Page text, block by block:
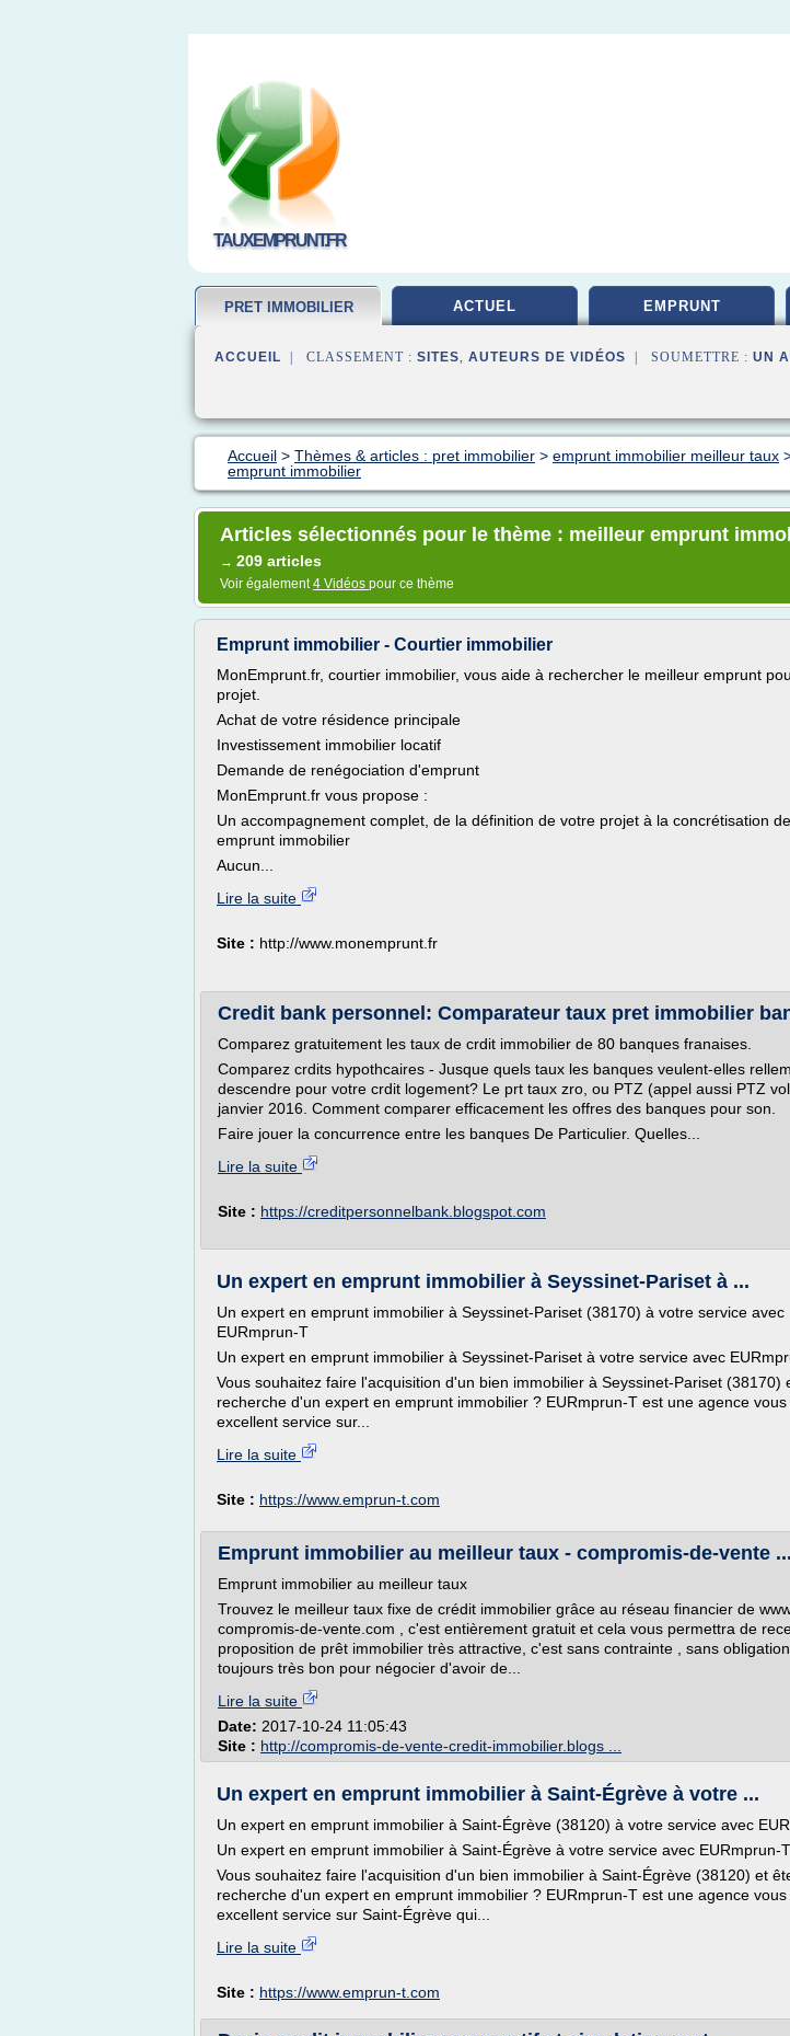
TAUXEMPRUNT.FR
PRET IMMOBILIER ACTUEL EMPRUNT
ACCUEIL | CLASSEMENT : SITES, AUTEURS DE VIDÉOS | SOUMETTRE : UN
Accueil > Thèmes & articles : pret immobilier > emprunt immobilier meilleur taux
emprunt immobilier
Articles sélectionnés pour le thème : meilleur emprunt
→ 209 articles
Voir également4 Vidéos pour ce thème
Emprunt immobilier - Courtier immobilier
MonEmprunt.fr, courtier immobilier, vous aide à rechercher le meilleur emprunt
projet.
Achat de votre résidence principale
Investissement immobilier locatif
Demande de renégociation d'emprunt
MonEmprunt.fr vous propose :
Un accompagnement complet, de la définition de votre projet à la concrétisation
emprunt immobilier
Aucun...
Lire la suite
Site : http://www.monemprunt.fr
Credit bank personnel: Comparateur taux pret immobilier
Comparez gratuitement les taux de crdit immobilier de 80 banques franaises.
Comparez crdits hypothcaires - Jusque quels taux les banques veulent-elles
descendre pour votre crdit logement? Le prt taux zro, ou PTZ (appel aussi PTZ
janvier 2016. Comment comparer efficacement les offres des banques pour son.
Faire jouer la concurrence entre les banques De Particulier. Quelles...
Lire la suite
Site : https://creditpersonnelbank.blogspot.com
Un expert en emprunt immobilier à Seyssinet-Pariset à ...
Un expert en emprunt immobilier à Seyssinet-Pariset (38170) à votre service avec
EURmprun-T
Un expert en emprunt immobilier à Seyssinet-Pariset à votre service avec
Vous souhaitez faire l'acquisition d'un bien immobilier à Seyssinet-Pariset (38170)
recherche d'un expert en emprunt immobilier ? EURmprun-T est une agence
excellent service sur...
Lire la suite
Site : https://www.emprun-t.com
Emprunt immobilier au meilleur taux - compromis-de-vente ...
Emprunt immobilier au meilleur taux
Trouvez le meilleur taux fixe de crédit immobilier grâce au réseau financier de
compromis-de-vente.com , c'est entièrement gratuit et cela vous permettra de
proposition de prêt immobilier très attractive, c'est sans contrainte , sans
toujours très bon pour négocier d'avoir de...
Lire la suite
Date: 2017-10-24 11:05:43
Site : http://compromis-de-vente-credit-immobilier.blogs ...
Un expert en emprunt immobilier à Saint-Égrève à votre ...
Un expert en emprunt immobilier à Saint-Égrève (38120) à votre service avec
Un expert en emprunt immobilier à Saint-Égrève à votre service avec EURmprun-T
Vous souhaitez faire l'acquisition d'un bien immobilier à Saint-Égrève (38120) et
recherche d'un expert en emprunt immobilier ? EURmprun-T est une agence
excellent service sur Saint-Égrève qui...
Lire la suite
Site : https://www.emprun-t.com